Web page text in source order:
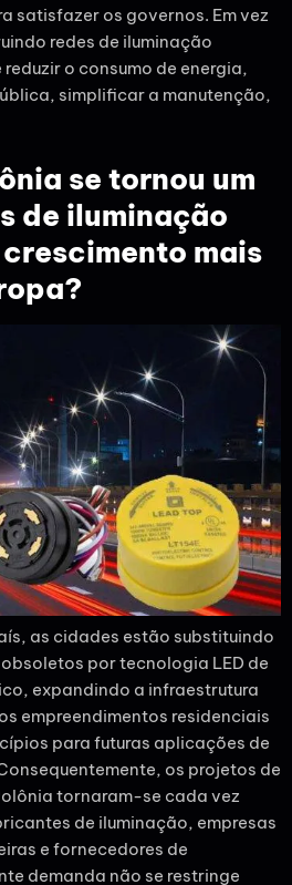
satisfazer os governos. Em vez
redes de iluminação
o consumo de energia,
simplificar a manutenção,
se tornou um
de iluminação
mais
as cidades estão substituindo
por tecnologia LED de
expandindo a infraestrutura
empreendimentos residenciais
para futuras aplicações de
os projetos de
tornaram-se cada vez
de iluminação, empresas
e fornecedores de
demanda não se restringe